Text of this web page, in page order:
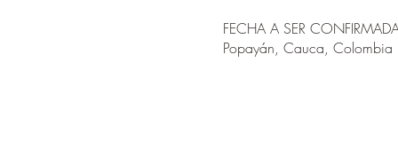
FECHA A SER
Popayán, Cauca, Colombia